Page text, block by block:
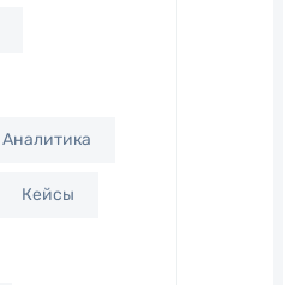
Аналитика
Кейсы